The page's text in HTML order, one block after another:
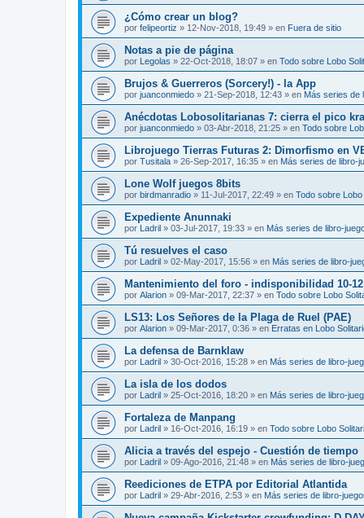
¿Cómo crear un blog?
por felipeortiz » 12-Nov-2018, 19:49 » en Fuera de sitio
Notas a pie de página
por Legolas » 22-Oct-2018, 18:07 » en Todo sobre Lobo
Brujos & Guerreros (Sorcery!) - la App
por juanconmiedo » 21-Sep-2018, 12:43 » en Más series de
Anécdotas Lobosolitarianas 7: cierra el pico
por juanconmiedo » 03-Abr-2018, 21:25 » en Todo sobre
Librojuego Tierras Futuras 2: Dimorfismo en
por Tusitala » 26-Sep-2017, 16:35 » en Más series de libro-
Lone Wolf juegos 8bits
por birdmanradio » 11-Jul-2017, 22:49 » en Todo sobre Lobo
Expediente Anunnaki
por Ladril » 03-Jul-2017, 19:33 » en Más series de libro-
Tú resuelves el caso
por Ladril » 02-May-2017, 15:56 » en Más series de libro-
Mantenimiento del foro - indisponibilidad 10-
por Alarion » 09-Mar-2017, 22:37 » en Todo sobre Lobo
LS13: Los Señores de la Plaga de Ruel (PAE)
por Alarion » 09-Mar-2017, 0:36 » en Erratas en Lobo
La defensa de Barnklaw
por Ladril » 30-Oct-2016, 15:28 » en Más series de libro-
La isla de los dodos
por Ladril » 25-Oct-2016, 18:20 » en Más series de libro-
Fortaleza de Manpang
por Ladril » 16-Oct-2016, 16:19 » en Todo sobre Lobo
Alicia a través del espejo - Cuestión de tiempo
por Ladril » 09-Ago-2016, 21:48 » en Más series de libro-
Reediciones de ETPA por Editorial Atlantida
por Ladril » 29-Abr-2016, 2:53 » en Más series de libro-